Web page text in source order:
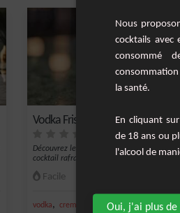
Vodka Frisson à la Menthe
Découvrez le Vodka Frisson à la Menthe, un
cocktail rafraîchissant et vivifiant, parfai...
Facile
vodka, creme
Nous
cocktails avec
consommé
la santé.
En cliquant
de 18 ans ou
l'alcool de
Oui, j'ai plus de